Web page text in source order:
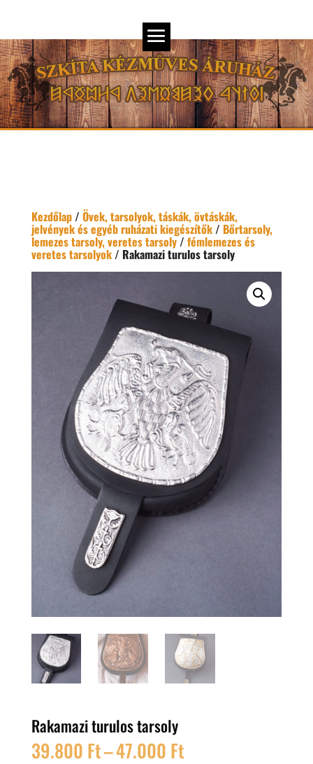
Kezdőlap/ Övek, tarsolyok, táskák, övtáskák,
jelvények és egyéb ruházati kiegészítők/ Bőrtarsoly,
lemezes tarsoly, veretes tarsoly/ fémlemezes és
veretes tarsolyok/ Rakamazi turulos tarsoly
Rakamazi turulos tarsoly
39.800 Ft–47.000 FtÁrtartomány: